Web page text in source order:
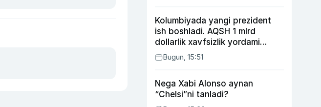
Kolumbiyada yangi prezident
ish boshladi. AQSH 1 mlrd
dollarlik xavfsizlik yordami
bermoqchi
Bugun, 15:51
Nega Xabi Alonso aynan
“Chelsi”ni tanladi?